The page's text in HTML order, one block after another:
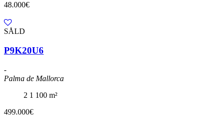
48.000€
SÅLD
P9K20U6
-
Palma de Mallorca
2 1 100 m²
499.000€